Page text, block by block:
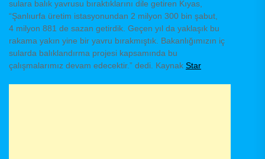
sulara balık yavrusu bıraktıklarını dile getiren Kıyas,
“Şanlıurfa üretim istasyonundan 2 milyon 300 bin şabut,
4 milyon 881 de sazan getirdik. Geçen yıl da yaklaşık bu
rakama yakın yine bir yavru bırakmıştık. Bakanlığımızın iç
sularda balıklandırma projesi kapsamında bu
çalışmalarımız devam edecektir.” dedi. Kaynak Star